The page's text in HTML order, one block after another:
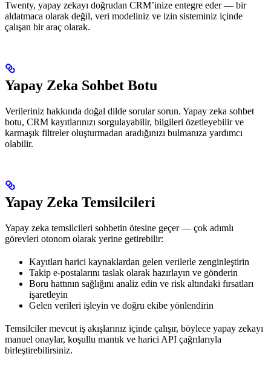
Twenty, yapay zekayı doğrudan CRM’inize entegre eder — bir
aldatmaca olarak değil, veri modeliniz ve izin sisteminiz içinde
çalışan bir araç olarak.
Yapay Zeka Sohbet Botu
Verileriniz hakkında doğal dilde sorular sorun. Yapay zeka sohbet
botu, CRM kayıtlarınızı sorgulayabilir, bilgileri özetleyebilir ve
karmaşık filtreler oluşturmadan aradığınızı bulmanıza yardımcı
olabilir.
Yapay Zeka Temsilcileri
Yapay zeka temsilcileri sohbetin ötesine geçer — çok adımlı
görevleri otonom olarak yerine getirebilir:
Kayıtları harici kaynaklardan gelen verilerle zenginleştirin
Takip e-postalarını taslak olarak hazırlayın ve gönderin
Boru hattının sağlığını analiz edin ve risk altındaki fırsatları
işaretleyin
Gelen verileri işleyin ve doğru ekibe yönlendirin
Temsilciler mevcut iş akışlarınız içinde çalışır, böylece yapay zekayı
manuel onaylar, koşullu mantık ve harici API çağrılarıyla
birleştirebilirsiniz.